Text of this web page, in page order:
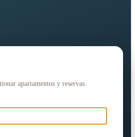
apartamentos y reservas.